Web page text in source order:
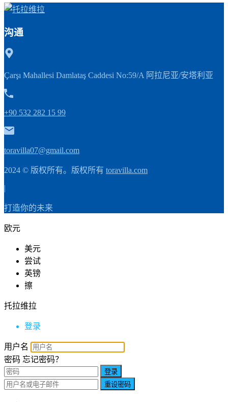
沟通
Çarşı Mahallesi Damlataş Caddesi No:59/A 阿拉尼亚/安塔利亚
+90 532 282 15 99
toravilla07@gmail.com
2024 © 版权所有。版权所有 toravilla.com
|
打造你的未来
欧元
美元
尝试
英镑
擦
托拉维拉
登录
用户名
密码 忘记密码？
登录
重设密码